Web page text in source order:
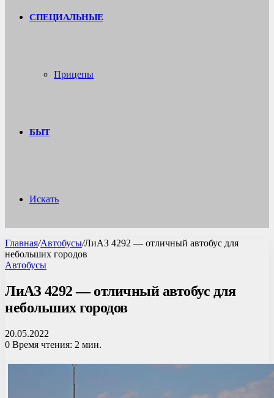
СПЕЦИАЛЬНЫЕ
Прицепы
БЫТ
Искать
Главная/Автобусы/ЛиАЗ 4292 — отличный автобус для
небольших городов
Автобусы
ЛиАЗ 4292 — отличный автобус для
небольших городов
20.05.2022
0 Время чтения: 2 мин.